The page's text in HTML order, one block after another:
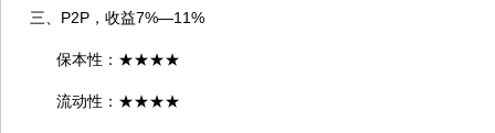
三、P2P，收益7%—11%
保本性：★★★★
流动性：★★★★